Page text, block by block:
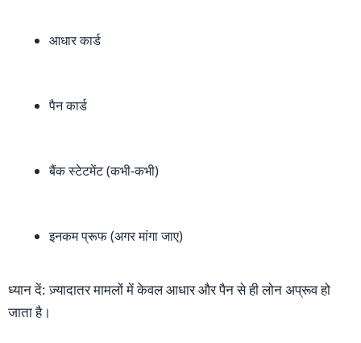
आधार कार्ड
पैन कार्ड
बैंक स्टेटमेंट (कभी-कभी)
इनकम प्रूफ (अगर मांगा जाए)
ध्यान दें: ज़्यादातर मामलों में केवल आधार और पैन से ही लोन अप्रूव हो
जाता है।